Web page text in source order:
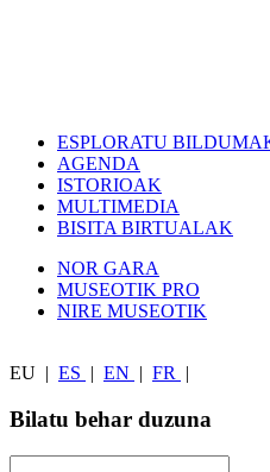
ESPLORATU
AGENDA
ISTORIOAK
MULTIMEDIA
BISITA BIRTUALAK
NOR GARA
MUSEOTIK PRO
NIRE MUSEOTIK
EU ES EN FR
Bilatu behar duzuna